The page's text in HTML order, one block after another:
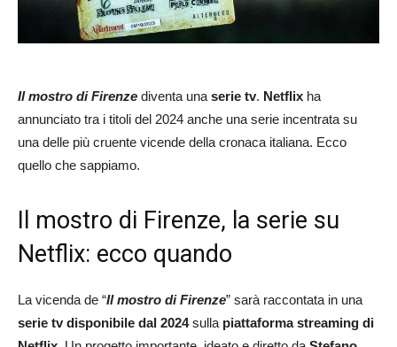
Il mostro di Firenze diventa una serie tv. Netflix ha
annunciato tra i titoli del 2024 anche una serie incentrata su
una delle più cruente vicende della cronaca italiana. Ecco
quello che sappiamo.
Il mostro di Firenze, la serie su
Netflix: ecco quando
La vicenda de “Il mostro di Firenze” sarà raccontata in una
serie tv disponibile dal 2024sulla piattaforma streaming di